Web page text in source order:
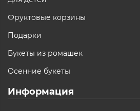
Фруктовые корзины
Подарки
Букеты из ромашек
Осенние букеты
Информация